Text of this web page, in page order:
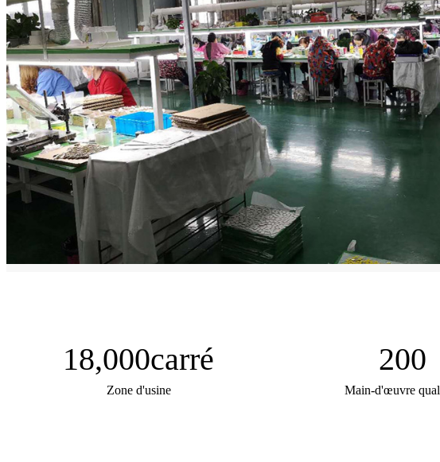
18,000carré
Zone d'usine
200
Main-d'œuvre